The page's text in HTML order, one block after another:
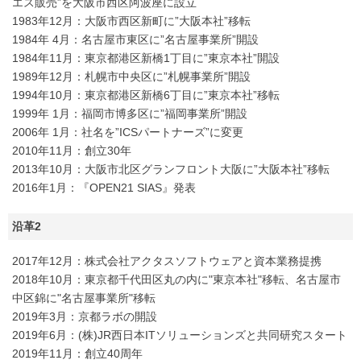
1983年12月：大阪市西区新町に”大阪本社”移転
1984年 4月：名古屋市東区に”名古屋事業所”開設
1984年11月：東京都港区新橋1丁目に”東京本社”開設
1989年12月：札幌市中央区に”札幌事業所”開設
1994年10月：東京都港区新橋6丁目に”東京本社”移転
1999年 1月：福岡市博多区に”福岡事業所”開設
2006年 1月：社名を”ICSパートナーズ”に変更
2010年11月：創立30年
2013年10月：大阪市北区グランフロント大阪に”大阪本社”移転
2016年1月：『OPEN21 SIAS』発表
沿革2
2017年12月：株式会社アクタスソフトウェアと資本業務提携
2018年10月：東京都千代田区丸の内に"東京本社"移転、名古屋市
中区錦に"名古屋事業所"移転
2019年3月：京都ラボの開設
2019年6月：(株)JR西日本ITソリューションズと共同研究スタート
2019年11月：創立40周年